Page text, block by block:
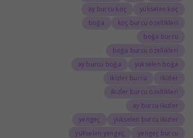
yükselen koç
ay burcu koç
koç burcu özellikleri
boğa
boğa burcu
boğa burcu özellikleri
yükselen boğa
ay burcu boğa
ikizler
ikizler burcu
ikizler burcu özellikleri
ay burcu ikizler
yükselen burcu ikizler
yengeç
yengeç burcu
yükselen yengeç